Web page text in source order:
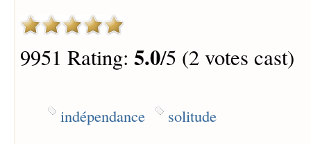
9951 Rating: 5.0/5 (2 votes cast)
indépendance solitude